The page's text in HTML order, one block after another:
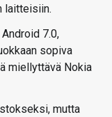
laitteisiin.
7.0,
sopiva
miellyttävä Nokia
mutta